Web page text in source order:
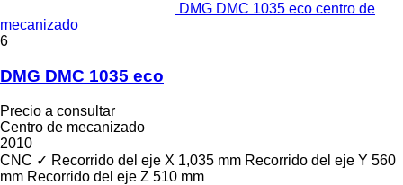
DMG DMC 1035 eco centro de
mecanizado
6
DMG DMC 1035 eco
Precio a consultar
Centro de mecanizado
2010
CNC ✓ Recorrido del eje X 1,035 mm Recorrido del eje Y 560
mm Recorrido del eje Z 510 mm